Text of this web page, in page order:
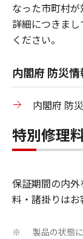
なった市町村が
詳細につきま
ください。
内閣府 防災
内閣府 防
特別修理
保証期間の内
料・諸掛りはお
※
製品の状態